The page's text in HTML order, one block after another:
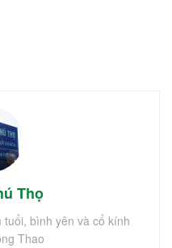
Thọ
bình yên và cổ kính
Thao